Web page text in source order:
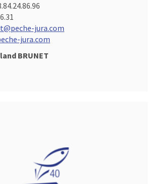
jura.com
jura.com
BRUNET